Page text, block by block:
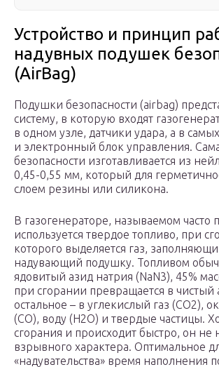
Устройство и принцип
надувных подушек
(AirBag)
Подушки безопасности (airbag)
систему, в которую входят
в одном узле, датчики удара, а в
и электронный блок управления.
безопасности изготавливается из
0,45-0,55 мм, который для
слоем резины или силикона.
В газогенераторе, называемом часто
используется твердое топливо, при
которого выделяется газ,
надувающий подушку. Топливом
ядовитый азид натрия (NaN3), 45%
при сгорании превращается в чистый
остальное – в углекислый газ (СО2),
(СО), воду (Н2О) и твердые частицы.
сгорания и происходит быстро, он не
взрывного характера. Оптимальное
«надувательства» время наполнения